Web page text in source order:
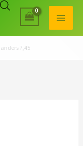
anders 7,45